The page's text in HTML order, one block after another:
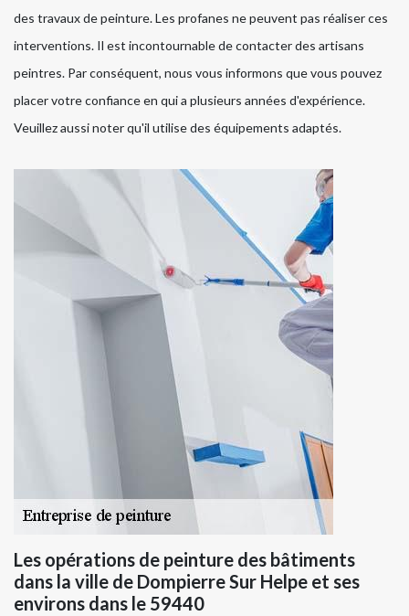
des travaux de peinture. Les profanes ne peuvent pas réaliser ces
interventions. Il est incontournable de contacter des artisans
peintres. Par conséquent, nous vous informons que vous pouvez
placer votre confiance en qui a plusieurs années d'expérience.
Veuillez aussi noter qu'il utilise des équipements adaptés.
Les opérations de peinture des bâtiments
dans la ville de Dompierre Sur Helpe et ses
environs dans le 59440